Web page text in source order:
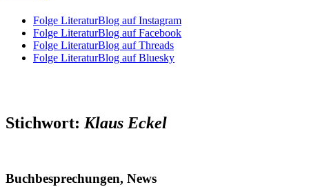
Folge LiteraturBlog auf Instagram
Folge LiteraturBlog auf Facebook
Folge LiteraturBlog auf Threads
Folge LiteraturBlog auf Bluesky
Stichwort: Klaus Eckel
Buchbesprechungen, News